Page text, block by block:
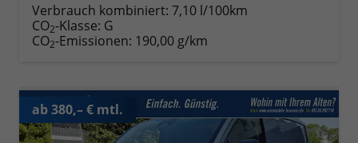
Verbrauch kombiniert: 7,10 l/100km
CO2-Klasse: G
CO2-Emissionen: 190,00 g/km
ab 380,– € mtl.